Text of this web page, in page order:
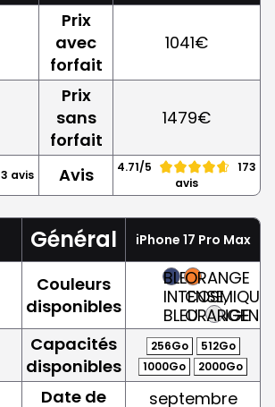
Prix
avec
forfait
1041€
Prix
sans
forfait
1479€
3 avis Avis 4.71/5
173
avis
Général iPhone 17 Pro Max
Couleurs
disponibles
BLEU
INTENSE,
BLEU
ORANGE
COSMIQUE,
ORANGE
ARGENT
Capacités
disponibles
256Go
512Go
1000Go
2000Go
Date de
septembre